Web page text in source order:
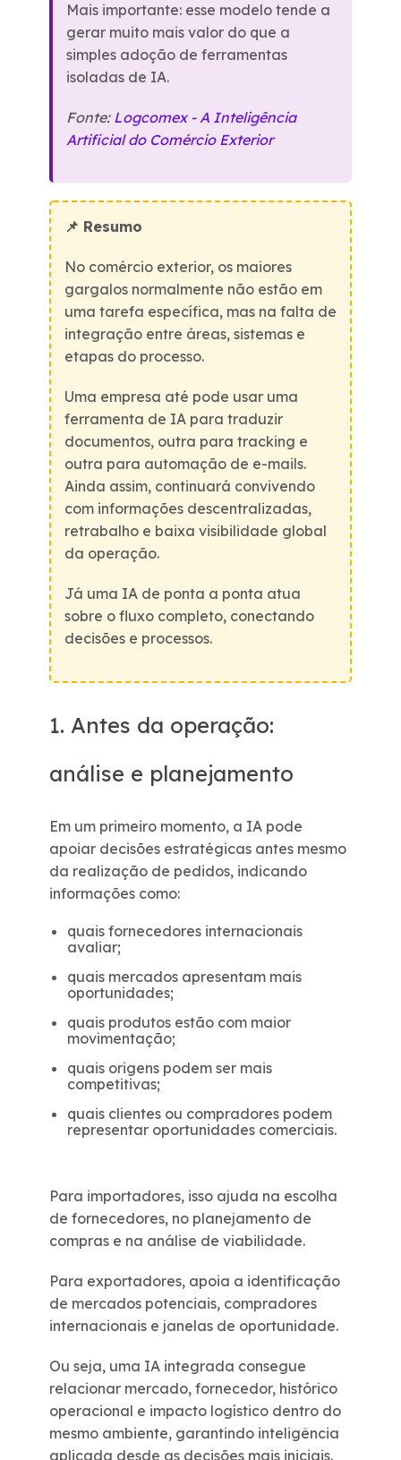
Mais importante: esse modelo tende a
gerar muito mais valor do que a
simples adoção de ferramentas
isoladas de IA.
Fonte: Logcomex - A Inteligência
Artificial do Comércio Exterior
📌 Resumo
No comércio exterior, os maiores
gargalos normalmente não estão em
uma tarefa específica, mas na falta de
integração entre áreas, sistemas e
etapas do processo.
Uma empresa até pode usar uma
ferramenta de IA para traduzir
documentos, outra para tracking e
outra para automação de e-mails.
Ainda assim, continuará convivendo
com informações descentralizadas,
retrabalho e baixa visibilidade global
da operação.
Já uma IA de ponta a ponta atua
sobre o fluxo completo, conectando
decisões e processos.
1. Antes da operação:
análise e planejamento
Em um primeiro momento, a IA pode
apoiar decisões estratégicas antes mesmo
da realização de pedidos, indicando
informações como:
quais fornecedores internacionais
avaliar;
quais mercados apresentam mais
oportunidades;
quais produtos estão com maior
movimentação;
quais origens podem ser mais
competitivas;
quais clientes ou compradores podem
representar oportunidades comerciais.
Para importadores, isso ajuda na escolha
de fornecedores, no planejamento de
compras e na análise de viabilidade.
Para exportadores, apoia a identificação
de mercados potenciais, compradores
internacionais e janelas de oportunidade.
Ou seja, uma IA integrada consegue
relacionar mercado, fornecedor, histórico
operacional e impacto logístico dentro do
mesmo ambiente, garantindo inteligência
aplicada desde as decisões mais iniciais.